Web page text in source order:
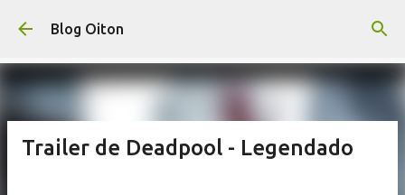
Pular para o conteúdo principal
Blog Oiton
Trailer de Deadpool - Legendado